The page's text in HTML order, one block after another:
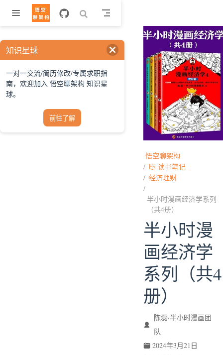
跳至主要內容
悟空聊架构
读书笔记
经济理财
半小时漫画经济学系列
（共4册）
半小时漫
画经济学
系列（共4
册）
陈磊·半小时漫画团
队
2024年3月21日
知识星球
一对一交流/简历修改/专属求职指
南，欢迎加入 悟空聊架构 知识星
球。
前往了解